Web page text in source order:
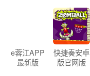
e蓉江APP
最新版
快捷奏安卓
版官网版